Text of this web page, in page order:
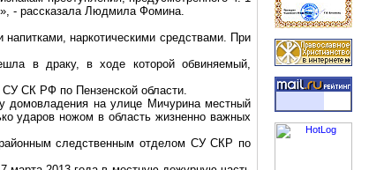
- рассказала Людмила Фомина.
наркотическими средствами. При
в драку, в ходе которой обвиняемый,
СК РФ по Пензенской области.
домовладения на улице Мичурина местный
ударов ножом в область жизненно важных
следственным отделом СУ СКР по